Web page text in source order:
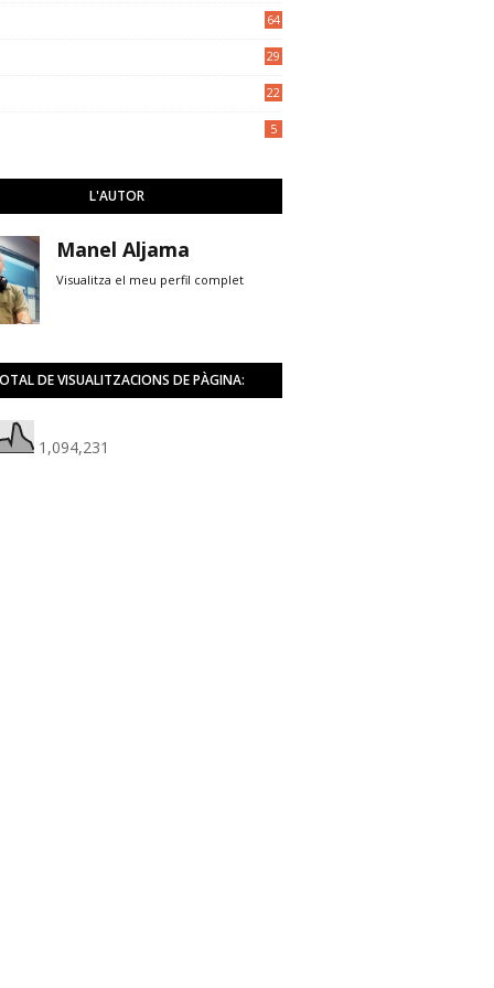
64
29
22
5
L'AUTOR
Manel Aljama
Visualitza el meu perfil complet
DE VISUALITZACIONS DE PÀGINA:
1,094,231